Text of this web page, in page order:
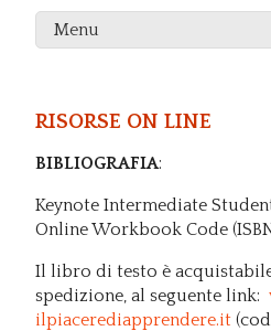
Menu
Risorse on line
BIBLIOGRAFIA:
Keynote Intermediate
Online Workbook Code
Il libro di testo è
spedizione, al seguente link:
ilpiacerediapprendere.it